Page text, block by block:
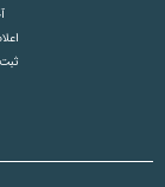
اعلام
ثبت